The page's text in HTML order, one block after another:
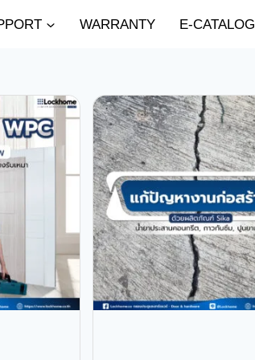
WARRANTY E-CATALOG